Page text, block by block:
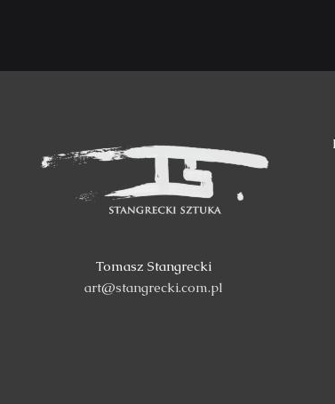
Tomasz Stangrecki
art@stangrecki.com.pl